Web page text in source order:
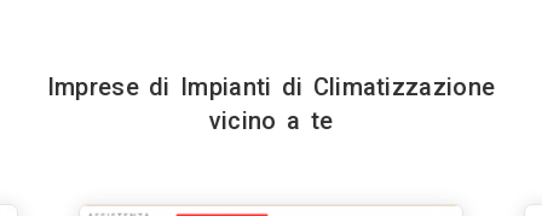
Imprese di Impianti di Climatizzazione
vicino a te